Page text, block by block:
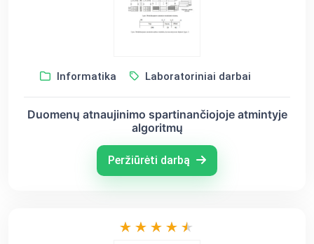
Informatika Laboratoriniai darbai
Duomenų atnaujinimo spartinančiojoje atmintyje
algoritmų
Peržiūrėti darbą